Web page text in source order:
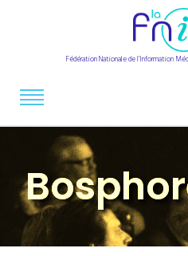
Fédération Nationale de l'Information